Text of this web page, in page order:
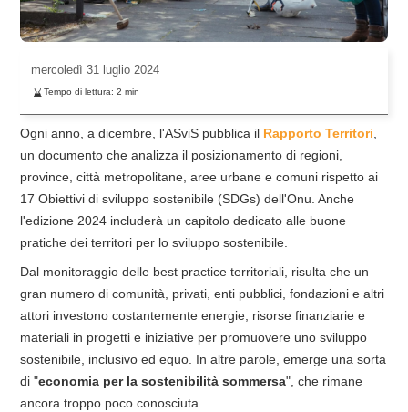
mercoledì 31 luglio 2024
Tempo di lettura:2 min
Ogni anno, a dicembre, l'ASviS pubblica il Rapporto Territori,
un documento che analizza il posizionamento di regioni,
province, città metropolitane, aree urbane e comuni rispetto ai
17 Obiettivi di sviluppo sostenibile (SDGs) dell'Onu. Anche
l'edizione 2024 includerà un capitolo dedicato alle buone
pratiche dei territori per lo sviluppo sostenibile.
Dal monitoraggio delle best practice territoriali, risulta che un
gran numero di comunità, privati, enti pubblici, fondazioni e altri
attori investono costantemente energie, risorse finanziarie e
materiali in progetti e iniziative per promuovere uno sviluppo
sostenibile, inclusivo ed equo. In altre parole, emerge una sorta
di "economia per la sostenibilità sommersa", che rimane
ancora troppo poco conosciuta.